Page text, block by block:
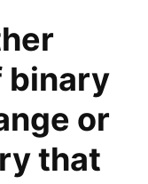
binary
or
that